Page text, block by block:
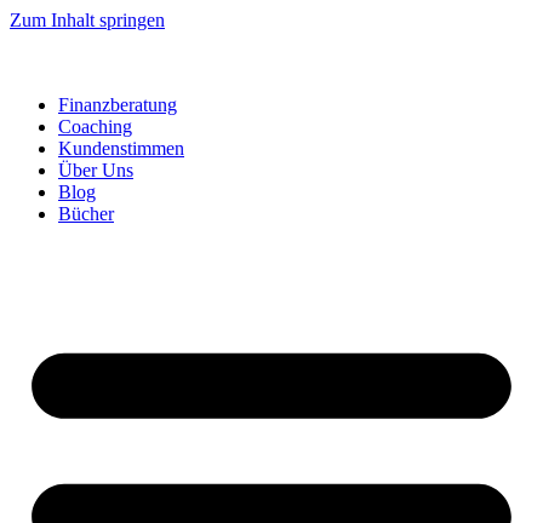
Zum Inhalt springen
Finanzberatung
Coaching
Kundenstimmen
Über Uns
Blog
Bücher